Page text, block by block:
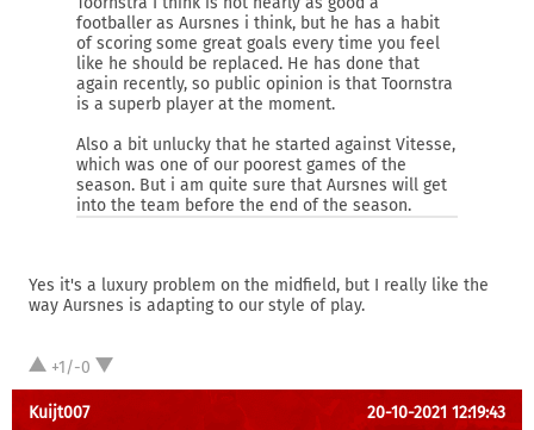
footballer as Aursnes i think, but he has a habit
of scoring some great goals every time you feel
like he should be replaced. He has done that
again recently, so public opinion is that Toornstra
is a superb player at the moment.
Also a bit unlucky that he started against Vitesse,
which was one of our poorest games of the
season. But i am quite sure that Aursnes will get
into the team before the end of the season.
Yes it's a luxury problem on the midfield, but I really like the
way Aursnes is adapting to our style of play.
+1/-0
Kuijt007 20-10-2021 12:19:43